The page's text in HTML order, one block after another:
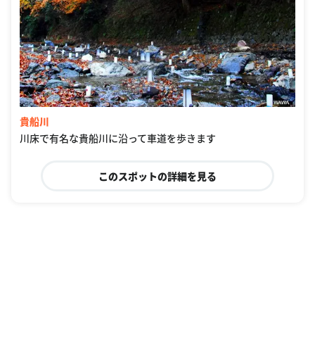
貴船川
川床で有名な貴船川に沿って車道を歩きます
このスポットの詳細を見る